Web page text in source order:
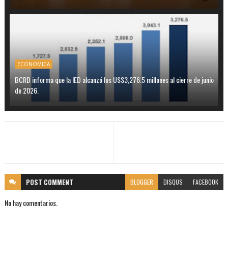
ECONOMICA
BCRD informa que la IED alcanzó los US$3,276.5 millones al cierre de junio
de 2026.
POST COMMENT BLOGGER DISQUS FACEBOOK
No hay comentarios.